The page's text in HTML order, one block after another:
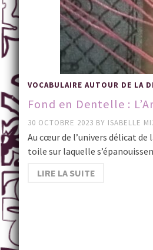
VOCABULAIRE AUTOUR DE LA
Fond en Dentelle :
30 OCTOBRE 2023 BY ISABELLE
Au cœur de l’univers délicat
toile sur laquelle
LIRE LA SUITE